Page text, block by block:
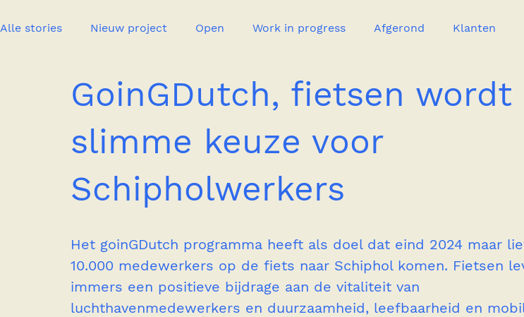
Alle stories Nieuw project Open Work in progress Afgerond Klanten
Office life Insight Pers Event Publicatie
GoinGDutch, fietsen wordt
slimme keuze voor
Schipholwerkers
Het goinGDutch programma heeft als doel dat eind 2024 maar
10.000 medewerkers op de fiets naar Schiphol komen. Fietsen
immers een positieve bijdrage aan de vitaliteit van
luchthavenmedewerkers en duurzaamheid, leefbaarheid en